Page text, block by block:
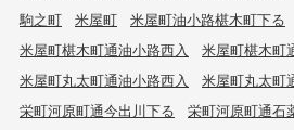
駒之町
米屋町 米屋町油小路椹木町下る
米屋町椹木町通油小路西入
米屋町椹木町
米屋町丸太町通油小路西入
米屋町丸太町
栄町河原町通今出川下る
栄町河原町通石